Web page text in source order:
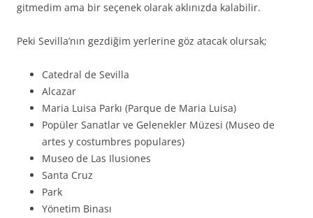
gitmedim ama bir seçenek olarak aklınızda kalabilir.
Peki Sevilla’nın gezdiğim yerlerine göz atacak olursak;
Catedral de Sevilla
Alcazar
Maria Luisa Parkı (Parque de Maria Luisa)
Popüler Sanatlar ve Gelenekler Müzesi (Museo de
artes y costumbres populares)
Museo de Las Ilusiones
Santa Cruz
Park
Yönetim Binası